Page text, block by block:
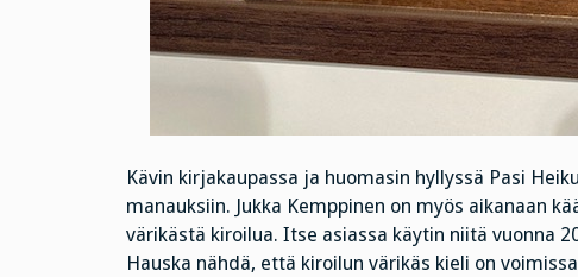
Kävin kirjakaupassa ja huomasin hyllyssä Pasi
manauksiin. Jukka Kemppinen on myös aikanaan
värikästä kiroilua. Itse asiassa käytin niitä vuonna
Hauska nähdä, että kiroilun värikäs kieli on